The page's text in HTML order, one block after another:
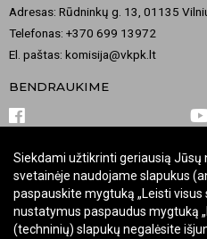
Adresas: Rūdninkų g. 13, 01135
Telefonas: +370 699 13972
El. paštas: komisija@vkpk.lt
BENDRAUKIME
© 2026 Valstybinė kultūros paveldo
Keisti slapukų nustatymus
Siekdami užtikrinti geriausią Jūsų
svetainėje naudojame slapukus
paspauskite mygtuką „Leisti visus
nustatymus paspaudus mygtuką
(techninių) slapukų negalėsite